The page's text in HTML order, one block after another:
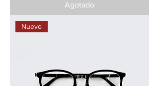
Agotado
Nuevo